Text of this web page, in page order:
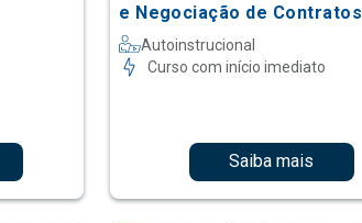
e Negociação de Contratos
Autoinstrucional
Curso com início imediato
Saiba mais